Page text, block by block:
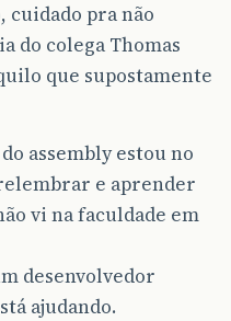
cuidado pra não
do colega Thomas
que supostamente
assembly estou no
e aprender
vi na faculdade em
desenvolvedor
ajudando.